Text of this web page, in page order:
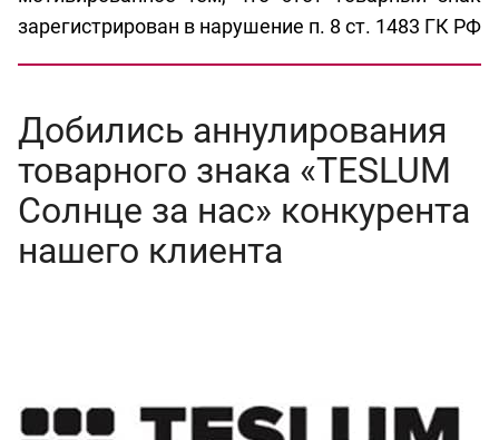
зарегистрирован в нарушение п. 8 ст. 1483 ГК РФ
Добились аннулирования
товарного знака «TESLUM
Солнце за нас» конкурента
нашего клиента